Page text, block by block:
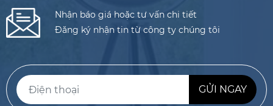
Nhận báo giá hoặc tư vấn chi tiết
Đăng ký nhận tin từ công ty chúng tôi